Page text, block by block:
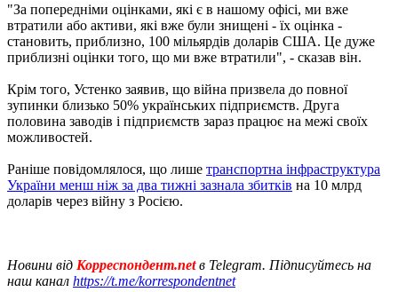
"За попередніми оцінками, які є в нашому офісі, ми вже
втратили або активи, які вже були знищені - їх оцінка -
становить, приблизно, 100 мільярдів доларів США. Це дуже
приблизні оцінки того, що ми вже втратили", - сказав він.
Крім того, Устенко заявив, що війна призвела до повної
зупинки близько 50% українських підприємств. Друга
половина заводів і підприємств зараз працює на межі своїх
можливостей.
Раніше повідомлялося, що лише транспортна інфраструктура
України менш ніж за два тижні зазнала збитків на 10 млрд
доларів через війну з Росією.
Новини від Корреспондент.netв Telegram. Підписуйтесь на
наш канал https://t.me/korrespondentnet